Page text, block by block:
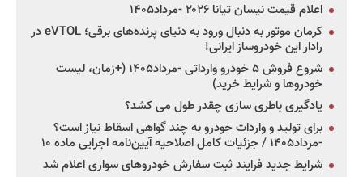
اعلام قیمت نیسان تیانا ۲۰۲۶ -مرداد۱۴۰۵
کرمان موتور به دنبال ورود به دنیای پرنده‌های برقی؛ eVTOL در
رادار این خودروساز ایرانی!
شروع فروش ۵ خودرو وارداتی -مرداد۱۴۰۵ (+زمان، لیست
خودروها و شرایط خرید)
یادگیری باطری سازی چقدر طول می کشد؟
برای تولید و واردات خودرو به چند گواهی اسقاط نیاز است؟
-مرداد۱۴۰۵ / جزئیات کامل اصلاحیه آیین‌نامه اجرایی ماده ۱۰
شرایط جدید فرایند ثبت سفارش خودروهای سواری اعلام شد